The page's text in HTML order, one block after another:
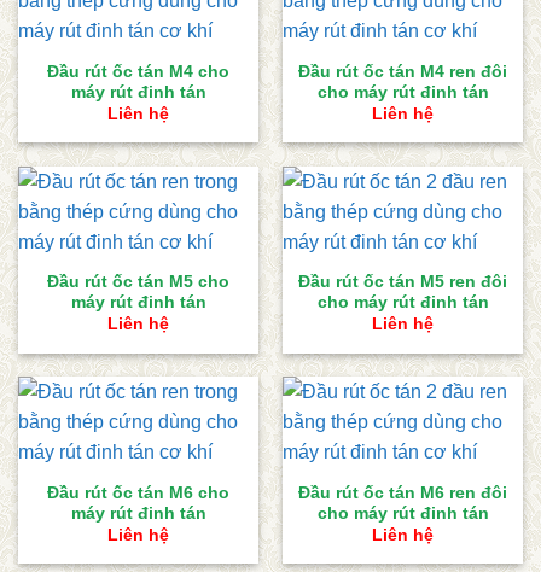
Đầu rút ốc tán M4 cho
máy rút đinh tán
Liên hệ
Đầu rút ốc tán M4 ren đôi
cho máy rút đinh tán
Liên hệ
Đầu rút ốc tán M5 cho
máy rút đinh tán
Liên hệ
Đầu rút ốc tán M5 ren đôi
cho máy rút đinh tán
Liên hệ
Đầu rút ốc tán M6 cho
máy rút đinh tán
Liên hệ
Đầu rút ốc tán M6 ren đôi
cho máy rút đinh tán
Liên hệ